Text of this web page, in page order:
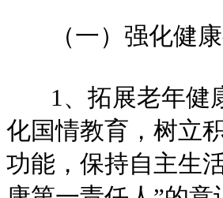
（一）强化健康
1、拓展老年健
化国情教育，树立
功能，保持自主生